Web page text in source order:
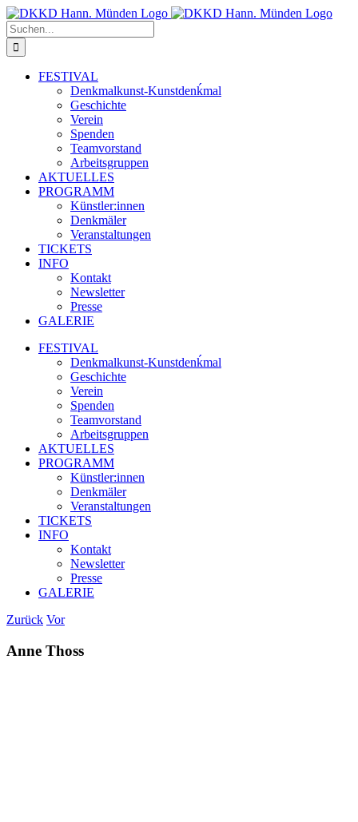
Zum
Inhalt
springen
Suche
nach:
FESTIVAL
Denkmalkunst-Kunstdenḱmal
Geschichte
Verein
Spenden
Teamvorstand
Arbeitsgruppen
AKTUELLES
PROGRAMM
Künstler:innen
Denkmäler
Veranstaltungen
TICKETS
INFO
Kontakt
Newsletter
Presse
GALERIE
FESTIVAL
Denkmalkunst-Kunstdenḱmal
Geschichte
Verein
Spenden
Teamvorstand
Arbeitsgruppen
AKTUELLES
PROGRAMM
Künstler:innen
Denkmäler
Veranstaltungen
TICKETS
INFO
Kontakt
Newsletter
Presse
GALERIE
Zurück Vor
Anne Thoss